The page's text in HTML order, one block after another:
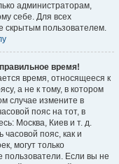
администраторам,
себе. Для всех
скрытым пользователем.
время!
время, относящееся к
а не к тому, в котором
случае измените в
пояс на тот, в
Москва, Киев и т. д.
часовой пояс, как и
могут только
пользователи. Если вы не